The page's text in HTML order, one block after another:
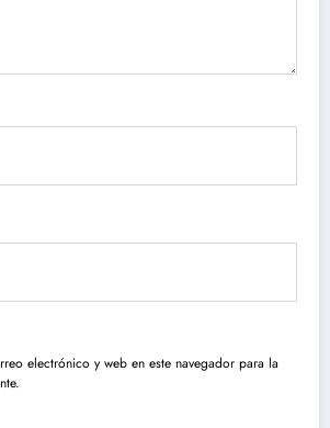
electrónico y web en este navegador para la